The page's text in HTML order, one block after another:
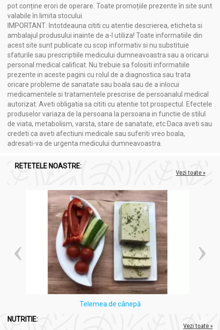
pot conține erori de operare. Toate promoțiile prezente în site sunt
valabile în limita stocului.
IMPORTANT: Intotdeauna cititi cu atentie descrierea, eticheta si
ambalajul produsului inainte de a-l utiliza! Toate informatiile din
acest site sunt publicate cu scop informativ si nu substituie
sfaturile sau prescriptiile medicului dumneavoastra sau a oricarui
personal medical calificat. Nu trebuie sa folositi informatiile
prezente in aceste pagini cu rolul de a diagnostica sau trata
oricare probleme de sanatate sau boala sau de a inlocui
medicamentele si tratamentele prescrise de persoanalul medical
autorizat. Aveti obligatia sa cititi cu atentie tot prospectul. Efectele
produselor variaza de la persoana la persoana in functie de stilul
de viata, metabolism, varsta, stare de sanatate, etc Daca aveti sau
credeti ca aveti afectiuni medicale sau suferiti vreo boala,
adresati-va de urgenta medicului dumneavoastra.
RETETELE NOASTRE:
Vezi toate »
Telemea de cânepă
NUTRITIE:
Vezi toate »